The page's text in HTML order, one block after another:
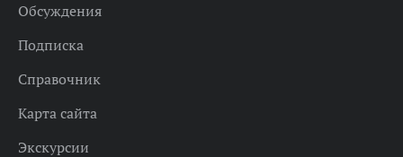
Обсуждения
Подписка
Справочник
Карта сайта
Экскурсии